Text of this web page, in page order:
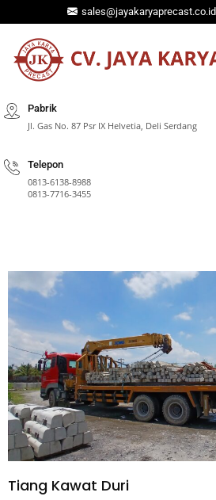
sales@jayakaryaprecast.co.id
Pabrik
Jl. Gas No. 87 Psr IX Helvetia, Deli Serdang
Telepon
⁠0813-6138-8988
0813-7716-3455
Tiang Kawat Duri